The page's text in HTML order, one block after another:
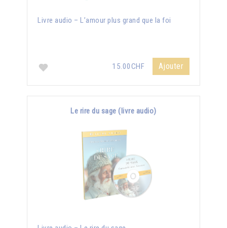
Livre audio – L’amour plus grand que la foi
15.00CHF Ajouter
Le rire du sage (livre audio)